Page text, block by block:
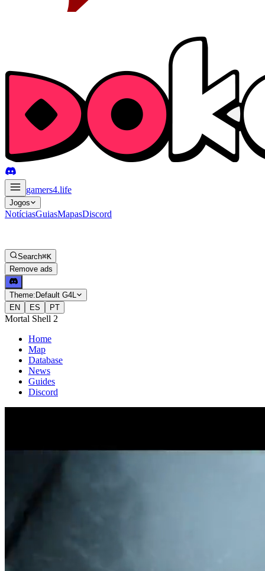
gamers4.life
Jogos
NotíciasGuiasMapasDiscord
Search⌘K
Remove ads
Theme: Default G4L
EN
ES PT
Mortal Shell 2
Home
Map
Database
News
Guides
Discord